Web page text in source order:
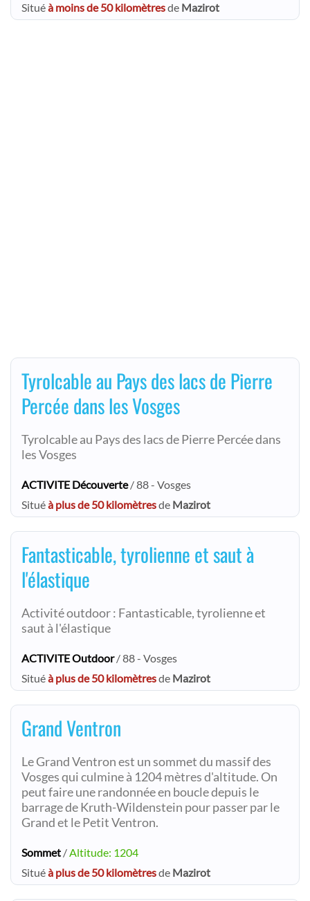
Situéà moins de 50 kilomètresde Mazirot
Tyrolcable au Pays des lacs de Pierre
Percée dans les Vosges
Tyrolcable au Pays des lacs de Pierre Percée dans
les Vosges
ACTIVITE Découverte/ 88 - Vosges
Situéà plus de 50 kilomètresde Mazirot
Fantasticable, tyrolienne et saut à
l'élastique
Activité outdoor : Fantasticable, tyrolienne et
saut à l'élastique
ACTIVITE Outdoor/ 88 - Vosges
Situéà plus de 50 kilomètresde Mazirot
Grand Ventron
Le Grand Ventron est un sommet du massif des
Vosges qui culmine à 1204 mètres d'altitude. On
peut faire une randonnée en boucle depuis le
barrage de Kruth-Wildenstein pour passer par le
Grand et le Petit Ventron.
Sommet /Altitude: 1204
Situéà plus de 50 kilomètresde Mazirot